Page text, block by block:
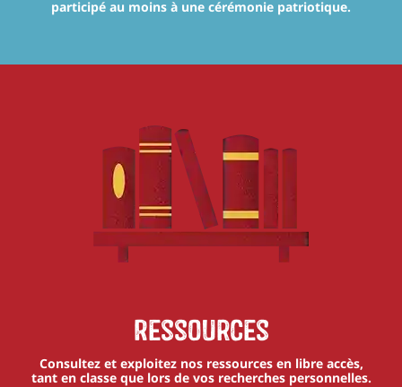
participé au moins à une cérémonie patriotique.
Ressources
Consultez et exploitez nos ressources en libre accès,
tant en classe que lors de vos recherches personnelles.